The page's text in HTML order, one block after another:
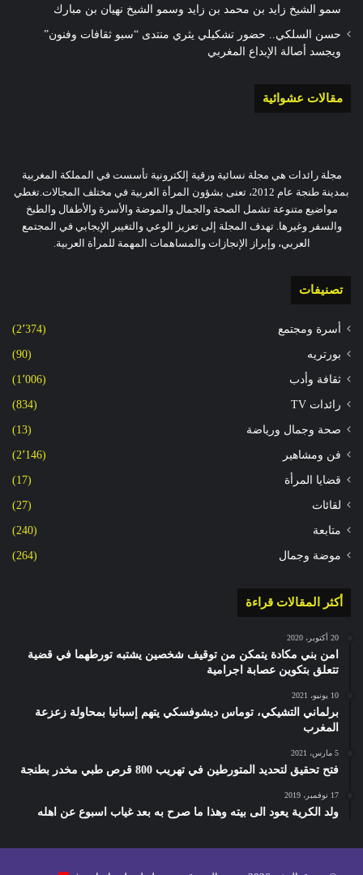
سمو الشيخ زايد بن محمد بن زايد وسمو الشيخ نهيان بن مبارك
حسن السلكي.. حضور تشكيلي يثري منتدى “سبو ثقافات وفنون”
ويجسد أصالة الإبداع المغربي
مقالات عشوائية
مجلة رائدات هي مجلة نسائية ورقية إلكترونية تأسست في المملكة المغربية
بمدينة طنجة عام 2012، تعنى بشؤون المرأة العربية في مختلف المجالات.تغطي
مواضيع متنوعة تشمل الصحة والجمال والموضة والأسرة والأطفال والطبخ
والسفر وغيرها. تهدف المجلة إلى تعزيز الوعي والتغيير الإيجابي في المجتمع
العربي، وإبراز الإنجازات والمساهمات المهمة للمرأة العربية.
تصنيفات
أسرة ومجتمع (2٬374)
بورتريه (90)
ثقافة وأدب (1٬006)
رائدات TV (834)
صحة وجمال ورياضة (13)
فن ومشاهير (2٬146)
قضايا المرأة (17)
لقائات (27)
متابعة (240)
موضة وجمال (264)
أكثر المقالات قراءة
20 أكتوبر، 2020
امن بني مكادة يتمكن من توقيف شخصين يشتبه تورطهما في قضية
تتعلق بتكوين عصابة اجرامية
10 يونيو، 2021
برلماني التشيكي، توماس ديشوفسكي يتهم إسبانيا بمحاولة زعزعة
المغرب
5 مارس، 2021
فتح تحقيق لتحديد المتورطين في تهريب 800 قرص طبي مخدر بطنجة
17 نوفمبر، 2019
ولد الكرية يعود الى بيته وهذا ما صرح به بعد غياب اسبوع عن اهله